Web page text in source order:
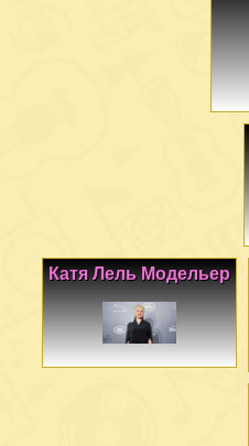
Катя Лель Модельер